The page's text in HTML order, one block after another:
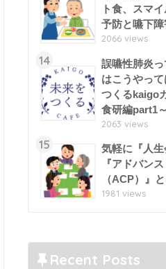
ト食、スマ
予防と嚥下
2066 views
14
誤嚥性肺炎
はこうやっ
つくるkaigo
食研編part1～
2063 views
15
気軽に『人生
『アドバン
（ACP）』
1981 views
Recent Posts